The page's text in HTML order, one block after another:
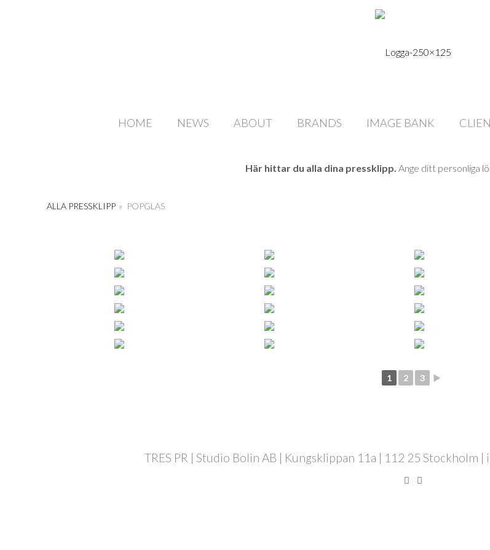
HOME NEWS ABOUT BRANDS IMAGE BANK
Här hittar du alla dina pressklipp. Ange ditt personliga
ALLA PRESSKLIPP » POPGLAS
1 2 3 ►
TRES PR | Studio Bolin AB | Kungsklippan 11a | 112 25 Stockholm